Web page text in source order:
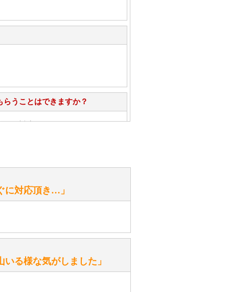
うことはできますか？
入れ方法を教えてください。
に対応頂き…」
）
る様な気がしました」